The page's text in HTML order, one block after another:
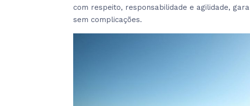
com respeito, responsabilidade e agilidade,
sem complicações.